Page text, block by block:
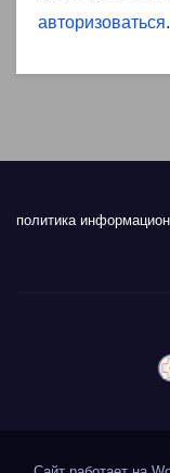
авторизоваться.
политика